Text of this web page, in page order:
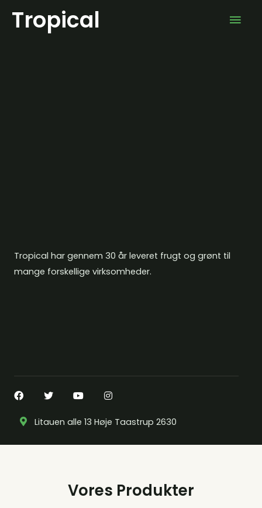
Tropical
Tropical har gennem 30 år leveret frugt og grønt til
mange forskellige virksomheder.
Litauen alle 13 Høje Taastrup 2630
Vores Produkter